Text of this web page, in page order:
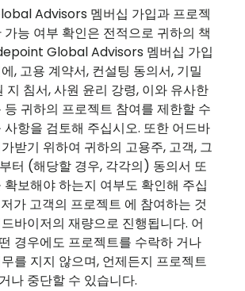
Advisors 멤버십 가입과 프로젝
가능 여부 확인은 전적으로 귀하의 책
Global Advisors 멤버십 가입
, 고용 계약서, 컨설팅 동의서, 기밀
지 침서, 사원 윤리 강령, 이와 유사한
등 귀하의 프로젝트 참여를 제한할 수
사항을 검토해 주십시오. 또한 어드바
받기 위하여 귀하의 고용주, 고객, 그
터 (해당할 경우, 각각의) 동의서 또
확보해야 하는지 여부도 확인해 주십
가 고객의 프로젝트 에 참여하는 것
바이저의 재량으로 진행됩니다. 어
경우에도 프로젝트를 수락하 거나
를 지지 않으며, 언제든지 프로젝트
나 중단할 수 있습니다.